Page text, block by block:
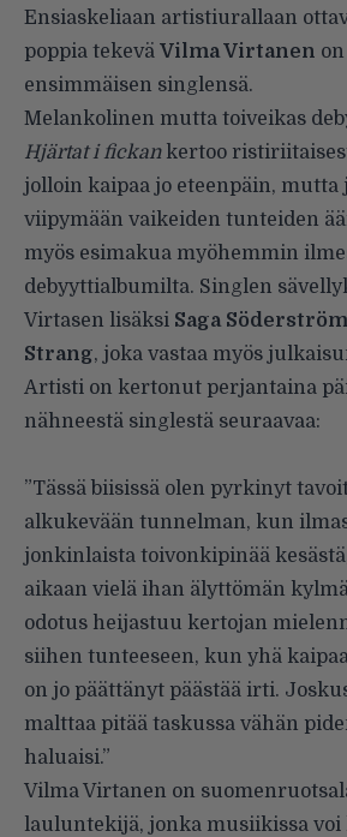
Ensiaskeliaan artistiurallaan
poppia tekevä Vilma Virtanen
ensimmäisen singlensä.
Melankolinen mutta toiveikas
Hjärtat i fickankertoo
jolloin kaipaa jo eteenpäin, mutta
viipymään vaikeiden tunteiden
myös esimakua myöhemmin
debyyttialbumilta. Singlen
Virtasen lisäksi Saga Söderström
Strang, joka vastaa myös
Artisti on kertonut perjantaina
nähneestä singlestä seuraavaa:
”Tässä biisissä olen pyrkinyt
alkukevään tunnelman, kun
jonkinlaista toivonkipinää
aikaan vielä ihan älyttömän
odotus heijastuu kertojan
siihen tunteeseen, kun yhä
on jo päättänyt päästää irti.
malttaa pitää taskussa vähän
haluaisi.”
Vilma Virtanen on
lauluntekijä, jonka musiikissa